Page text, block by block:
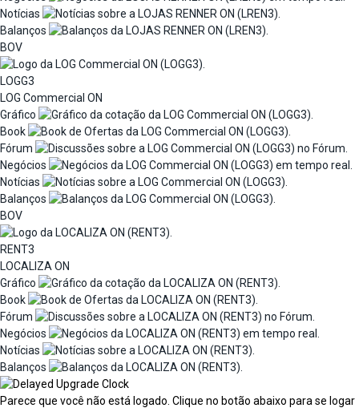
Notícias
Balanços
BOV
LOGG3
LOG Commercial ON
Gráfico
Book
Fórum
Negócios
Notícias
Balanços
BOV
RENT3
LOCALIZA ON
Gráfico
Book
Fórum
Negócios
Notícias
Balanços
Parece que você não está logado. Clique no botão abaixo para se logar